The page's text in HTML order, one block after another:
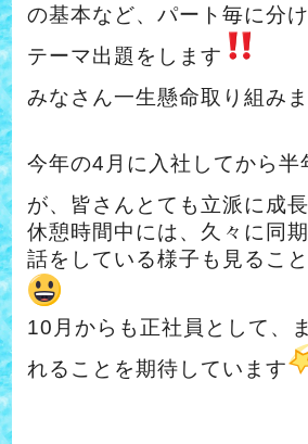
の基本など、パート毎に分
テーマ出題をします
みなさん一生懸命取り組み
今年の4月に入社してから半
が、皆さんとても立派に成
休憩時間中には、久々に同
話をしている様子も見るこ
10月からも正社員として、
れることを期待しています